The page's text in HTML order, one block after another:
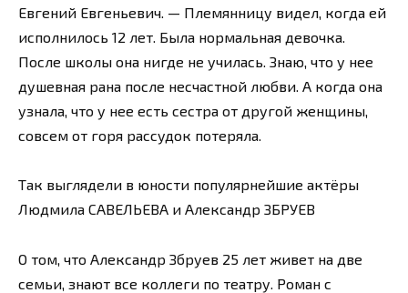
Евгений Евгеньевич. — Племянницу видел, когда ей
исполнилось 12 лет. Была нормальная девочка.
После школы она нигде не училась. Знаю, что у нее
душевная рана после несчастной любви. А когда она
узнала, что у нее есть сестра от другой женщины,
совсем от горя рассудок потеряла.
Так выглядели в юности популярнейшие актёры
Людмила САВЕЛЬЕВА и Александр ЗБРУЕВ
О том, что Александр Збруев 25 лет живет на две
семьи, знают все коллеги по театру. Роман с